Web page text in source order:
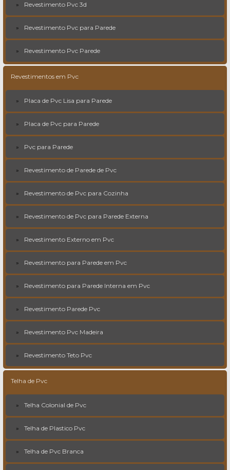
Revestimento Pvc 3d
Revestimento Pvc para Parede
Revestimento Pvc Parede
Revestimentos em Pvc
Placa de Pvc Lisa para Parede
Placa de Pvc para Parede
Pvc para Parede
Revestimento de Parede de Pvc
Revestimento de Pvc para Cozinha
Revestimento de Pvc para Parede Externa
Revestimento Externo em Pvc
Revestimento para Parede em Pvc
Revestimento para Parede Interna em Pvc
Revestimento Parede Pvc
Revestimento Pvc Madeira
Revestimento Teto Pvc
Telha de Pvc
Telha Colonial de Pvc
Telha de Plastico Pvc
Telha de Pvc Branca